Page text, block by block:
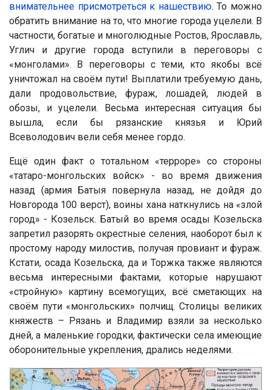
внимательнее присмотреться к нашествию. То можно
обратить внимание на то, что многие города уцелели. В
частности, богатые и многолюдные Ростов, Ярославль,
Углич и другие города вступили в переговоры с
«монголами». В переговоры с теми, кто якобы всё
уничтожал на своём пути! Выплатили требуемую дань,
дали продовольствие, фураж, лошадей, людей в
обозы, и уцелели. Весьма интересная ситуация бы
вышла, если бы рязанские князья и Юрий
Всеволодович вели себя менее гордо.
Ещё один факт о тотальном «терроре» со стороны
«татаро-монгольских войск» - во время движения
назад (армия Батыя повернула назад, не дойдя до
Новгорода 100 верст), воины хана наткнулись на «злой
город» - Козельск. Батый во время осады Козельска
запретил разорять окрестные селения, наоборот был к
простому народу милостив, получая провиант и фураж.
Кстати, осада Козельска, да и Торжка также являются
весьма интересными фактами, которые нарушают
«стройную» картину всемогущих, всё сметающих на
своём пути «монгольских» полчищ. Столицы великих
княжеств – Рязань и Владимир взяли за несколько
дней, а маленькие городки, фактически села имеющие
оборонительные укрепления, дрались неделями.